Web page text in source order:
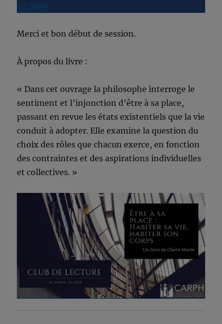
647669
Merci et bon début de session.
À propos du livre :
« Dans cet ouvrage la philosophe interroge le
sentiment et l’injonction d’être à sa place,
passant en revue les états existentiels que la vie
conduit à adopter. Elle examine la question du
choix des rôles que chacun exerce, en fonction
des contraintes et des aspirations individuelles
et collectives. »